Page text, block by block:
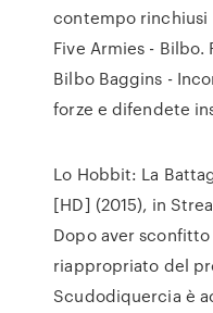
contempo
Five Armies -
Bilbo Baggins -
forze e difendete
Lo Hobbit: La
[HD] (2015), in
Dopo aver
riappropriato del
Scudodiquercia è